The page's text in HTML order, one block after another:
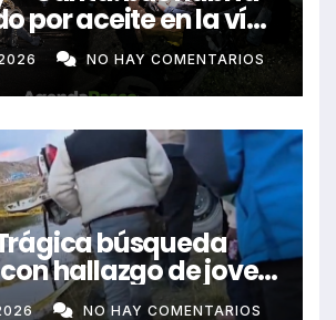
por aceite en la vía
auto siniestrado
fallecidos
NO HAY COMENTARIOS
búsqueda
hallazgo de joven
RancasNO HAY COMENTARIOS